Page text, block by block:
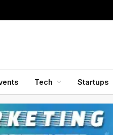
Tech Startups